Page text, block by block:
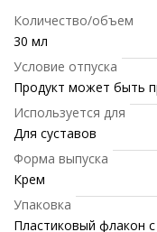
Количество/объем
30 мл
Условие отпуска
Продукт может быть
Используется для
Для суставов
Форма выпуска
Крем
Упаковка
Пластиковый флакон